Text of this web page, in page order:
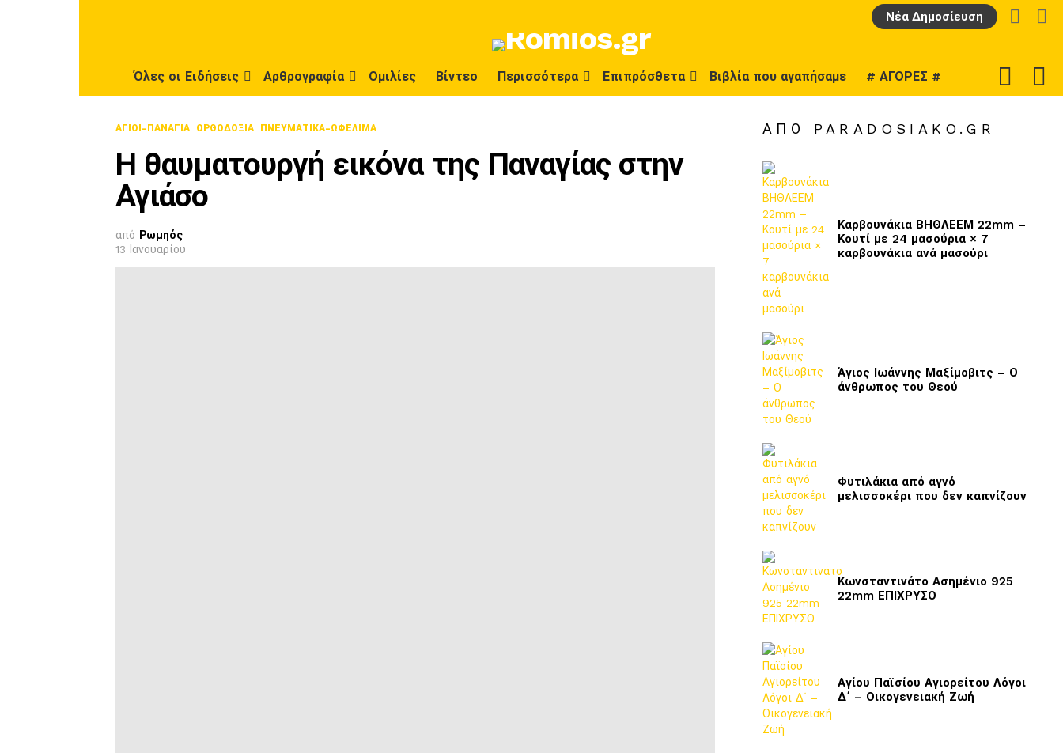
Νέα Δημοσίευση
LOGIN
Όλες οι Ειδήσεις Αρθρογραφία Ομιλίες Βίντεο Περισσότερα Επιπρόσθετα Βιβλία που αγαπήσαμε # ΑΓΟΡΕΣ #
SKIN
ΑΓΙΟΙ-ΠΑΝΑΓΙΑ ΟΡΘΟΔΟΞΊΑ ΠΝΕΥΜΑΤΙΚΑ-ΩΦΕΛΙΜΑ
Η θαυματουργή εικόνα της Παναγίας στην
Αγιάσο
από Ρωμηός
13 Ιανουαρίου
ΑΠΌ PARADOSIAKO.GR
Καρβουνάκια ΒΗΘΛΕΕΜ 22mm –
Κουτί με 24 μασούρια × 7
καρβουνάκια ανά μασούρι
Άγιος Ιωάννης Μαξίμοβιτς – Ο
άνθρωπος του Θεού
Φυτιλάκια από αγνό
μελισσοκέρι που δεν καπνίζουν
Κωνσταντινάτο Ασημένιο 925
22mm ΕΠΙΧΡΥΣΟ
Αγίου Παϊσίου Αγιορείτου Λόγοι
Δ΄ – Οικογενειακή Ζωή